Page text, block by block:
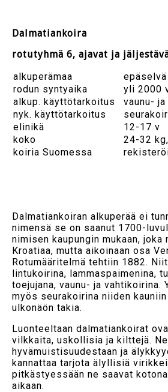
Dalmatiankoira
rotutyhmä 6, ajavat ja
alkuperämaa
epäselvä
rodun syntyaika
yli 2000
alkup. käyttötarkoitus
vaunu-
nyk. käyttötarkoitus
elinikä
12-17 v
koko
24-32
koiria Suomessa
Dalmatiankoiran alkuperää ei
nimensä se on saanut 1700-
nimisen kaupungin mukaan, joka
Kroatiaa, mutta aikoinaan osa
Rotumääritelmä tehtiin 1882.
lintukoirina, lammaspaimenina,
toejujana, vaunu- ja vahtikoirina.
myös seurakoirina niiden
ulkonäön takia.
Luonteeltaan dalmatiankoirat
vilkkaita, uskollisia ja kilttejä.
hyvämuistisuudestaan ja
kannattaa tarjota älyllisiä
pitkästyessään ne saavat
aikaan.